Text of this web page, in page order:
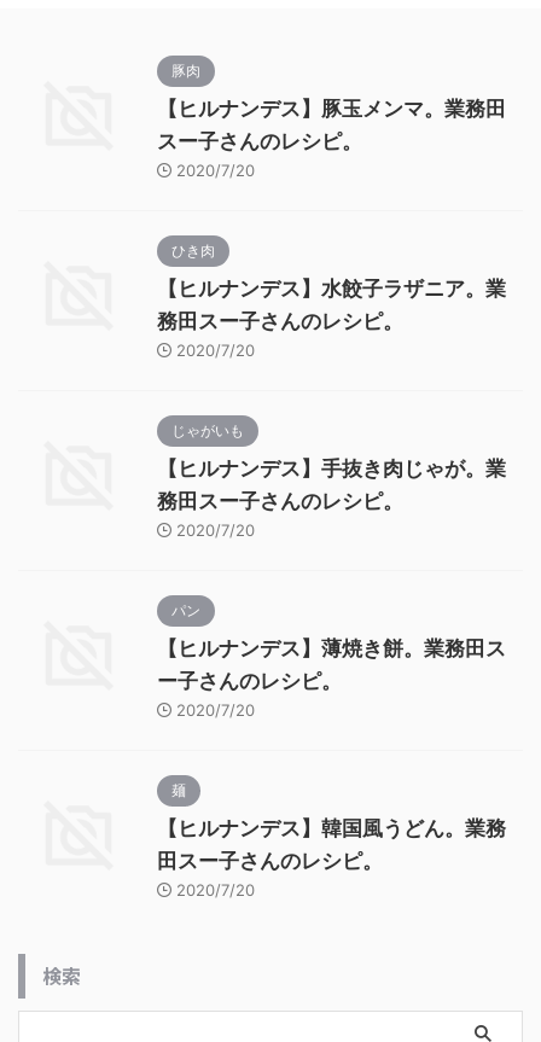
豚肉
【ヒルナンデス】豚玉メンマ。業務田
スー子さんのレシピ。
2020/7/20
ひき肉
【ヒルナンデス】水餃子ラザニア。業
務田スー子さんのレシピ。
2020/7/20
じゃがいも
【ヒルナンデス】手抜き肉じゃが。業
務田スー子さんのレシピ。
2020/7/20
パン
【ヒルナンデス】薄焼き餅。業務田ス
ー子さんのレシピ。
2020/7/20
麺
【ヒルナンデス】韓国風うどん。業務
田スー子さんのレシピ。
2020/7/20
検索